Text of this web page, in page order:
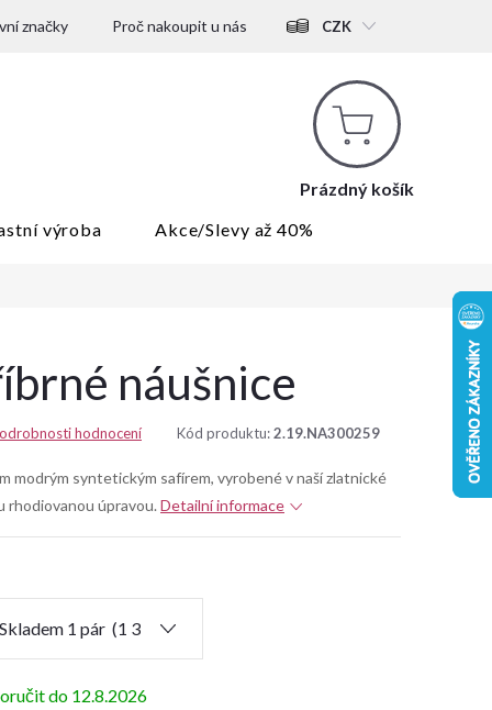
značky Proč nakoupit u nás CZK
Nákupní
košík
Prázdný košík
výroba
Akce/Slevy až 40%
náušnice
hodnocení Kód produktu:2.19.NA300259
modrým syntetickým safírem, vyrobené v naší zlatnické
rhodiovanou úpravou. Detailní informace
12.8.2026